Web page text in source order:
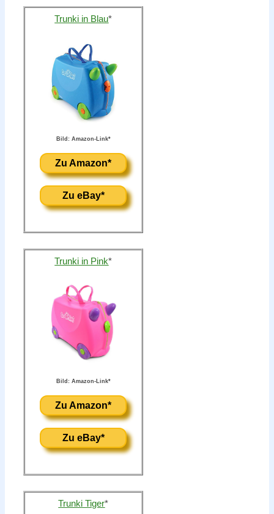
Trunki in Blau*
Bild: Amazon-Link*
Zu Amazon*
Zu eBay*
Trunki in Pink*
Bild: Amazon-Link*
Zu Amazon*
Zu eBay*
Trunki Tiger*